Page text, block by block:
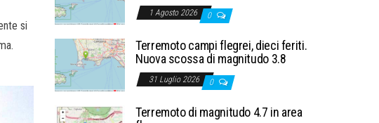
si
1 Agosto 2026 0
Terremoto campi flegrei, dieci feriti.
Nuova scossa di magnitudo 3.8
31 Luglio 2026 0
Terremoto di magnitudo 4.7 in area